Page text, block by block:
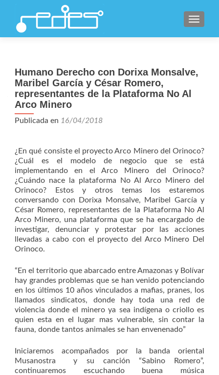
Humano Derecho con Dorixa Monsalve,
Maribel García y César Romero,
representantes de la Plataforma No Al
Arco Minero
Publicada en 16/04/2018
¿En qué consiste el proyecto Arco Minero del Orinoco?
¿Cuál es el modelo de negocio que se está
implementando en el Arco Minero del Orinoco?
¿Cuándo nace la plataforma No Al Arco Minero del
Orinoco? Estos y otros temas los estaremos
conversando con Dorixa Monsalve, Maribel García y
César Romero, representantes de la Plataforma No Al
Arco Minero, una plataforma que se ha encargado de
investigar, denunciar y protestar por las acciones
llevadas a cabo con el proyecto del Arco Minero Del
Orinoco.
“En el territorio que abarcado entre Amazonas y Bolívar
hay grandes problemas que se han venido potenciando
en los últimos 10 años vinculados a mafias, pranes, los
llamados sindicatos, donde hay toda una red de
violencia donde el minero ya sea indígena o criollo es
quien esta en el lugar mas vulnerable, sin contar la
fauna, donde tantos animales se han envenenado”
Iniciaremos acompañados por la banda oriental
Musanostra y su canción “Sabino Romero”,
continuaremos escuchando buena música